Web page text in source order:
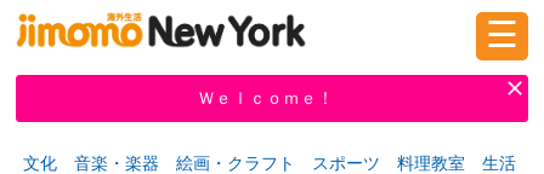
☰
Ｗｅｌｃｏｍｅ！
文化 音楽・楽器 絵画・クラフト スポーツ 料理教室
生活